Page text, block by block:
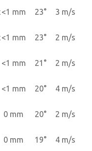
<1 mm 23° 3 m/s
<1 mm 23° 2 m/s
<1 mm 21° 2 m/s
<1 mm 20° 4 m/s
0 mm 20° 2 m/s
0 mm 19° 4 m/s